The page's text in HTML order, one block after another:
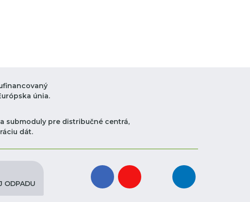
únia.
submoduly pre distribučné centrá,
dát.
ODPADU
facebookyoutube instagramlinkedin